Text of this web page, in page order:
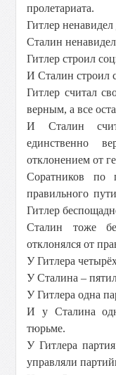
пролетариата.
Гитлер
Сталин
Гитлер строил
И Сталин строил
Гитлер считал
верным, а все
И Сталин
единственно
отклонением от
Соратников по
правильного
Гитлер
Сталин тоже
отклонялся от
У Гитлера
У Сталина –
У Гитлера одна
И у Сталина
тюрьме.
У Гитлера
управляли